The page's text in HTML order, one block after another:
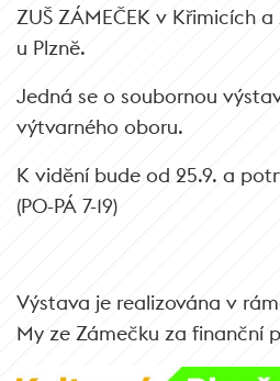
ZUŠ ZÁMEČEK v Křimicích
u Plzně.
Jedná se o soubornou
výtvarného oboru.
K vidění bude od 25.9. a
(PO-PÁ 7-19)
Výstava je realizována v
My ze Zámečku za finanční